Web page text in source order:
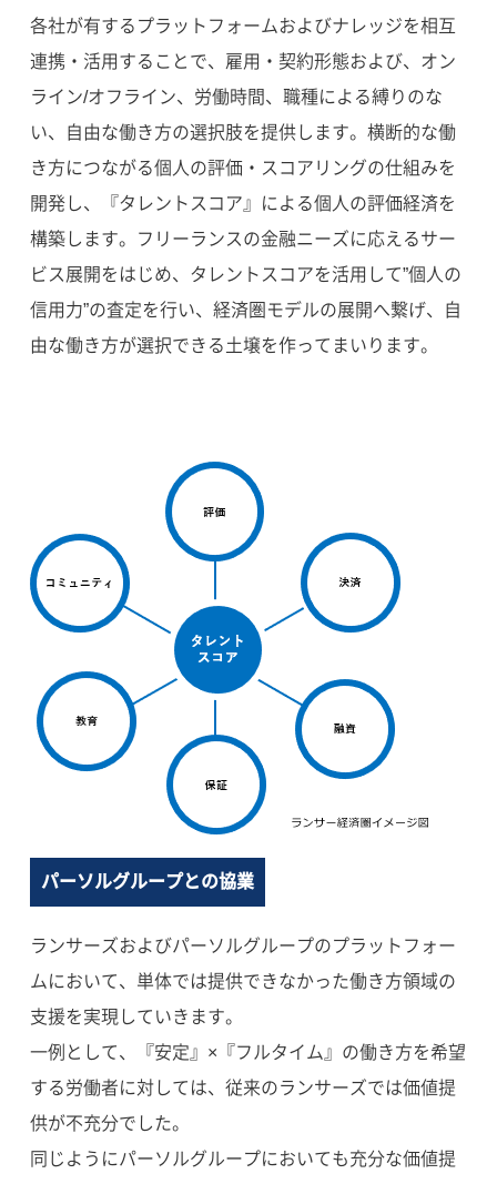
各社が有するプラットフォームおよびナレッジを相互
連携・活用することで、雇用・契約形態および、オン
ライン/オフライン、労働時間、職種による縛りのな
い、自由な働き方の選択肢を提供します。横断的な働
き方につながる個人の評価・スコアリングの仕組みを
開発し、『タレントスコア』による個人の評価経済を
構築します。フリーランスの金融ニーズに応えるサー
ビス展開をはじめ、タレントスコアを活用して”個人の
信用力”の査定を行い、経済圏モデルの展開へ繋げ、自
由な働き方が選択できる土壌を作ってまいります。
パーソルグループとの協業
ランサーズおよびパーソルグループのプラットフォー
ムにおいて、単体では提供できなかった働き方領域の
支援を実現していきます。
一例として、『安定』×『フルタイム』の働き方を希望
する労働者に対しては、従来のランサーズでは価値提
供が不充分でした。
同じようにパーソルグループにおいても充分な価値提